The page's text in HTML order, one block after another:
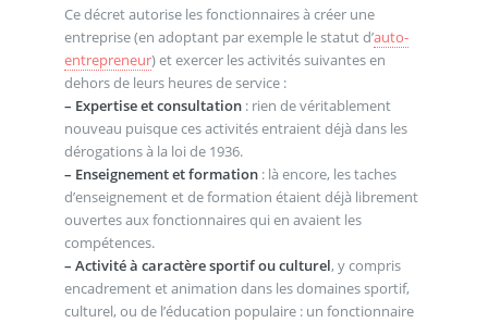
Ce décret autorise les fonctionnaires à créer une
entreprise (en adoptant par exemple le statut d’auto-
entrepreneur) et exercer les activités suivantes en
dehors de leurs heures de service :
– Expertise et consultation: rien de véritablement
nouveau puisque ces activités entraient déjà dans les
dérogations à la loi de 1936.
– Enseignement et formation: là encore, les taches
d’enseignement et de formation étaient déjà librement
ouvertes aux fonctionnaires qui en avaient les
compétences.
– Activité à caractère sportif ou culturel, y compris
encadrement et animation dans les domaines sportif,
culturel, ou de l’éducation populaire : un fonctionnaire